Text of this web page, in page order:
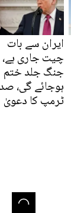
ایران سے بات
چیت جاری ہے،
جنگ جلد ختم
ہوجائے گی،
ٹرمپ کا دعویٰ